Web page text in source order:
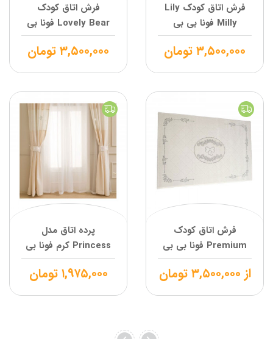
فرش اتاق کودک Lily
Milly فونا بی بی
۳,۵۰۰,۰۰۰تومان
فرش اتاق کودک
Lovely Bear فونا بی
بی
۳,۵۰۰,۰۰۰تومان
فرش اتاق کودک
Premium فونا بی بی
از ۳,۵۰۰,۰۰۰ تومان
پرده اتاق مدل
Princess کرم فونا بی
بی
۱,۹۷۵,۰۰۰ تومان